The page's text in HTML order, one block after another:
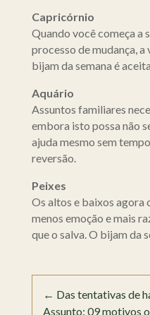
Capricórnio
Quando você começa a
processo de mudança,
bijam da semana é
Aquário
Assuntos familiares
embora isto possa não
ajuda mesmo sem
reversão.
Peixes
Os altos e baixos agora
menos emoção e mais
que o salva. O bijam da
← Das tentativas de
Assunto: 09 motivos